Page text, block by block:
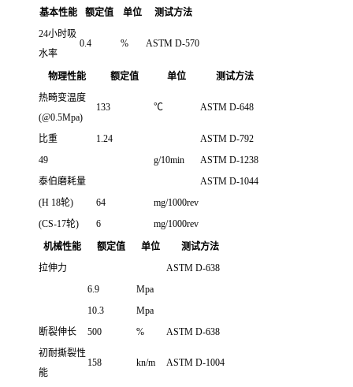
基本性能
额定值 单位
测试方法
24小时吸
水率
0.4 % ASTM D-570
物理性能 额定值 单位
测试方法
热畸变温度
(@0.5Mpa)
133 ℃ ASTM D-648
比重 1.24
ASTM D-792
49
g/10min
ASTM D-1238
泰伯磨耗量
ASTM D-1044
(H 18轮)
64
mg/1000rev
(CS-17轮)
6 mg/1000rev
机械性能 额定值 单位
测试方法
拉伸力
ASTM D-638
6.9
Mpa
10.3
Mpa
断裂伸长
500 %
ASTM D-638
初耐撕裂性
能
158 kn/m ASTM D-1004